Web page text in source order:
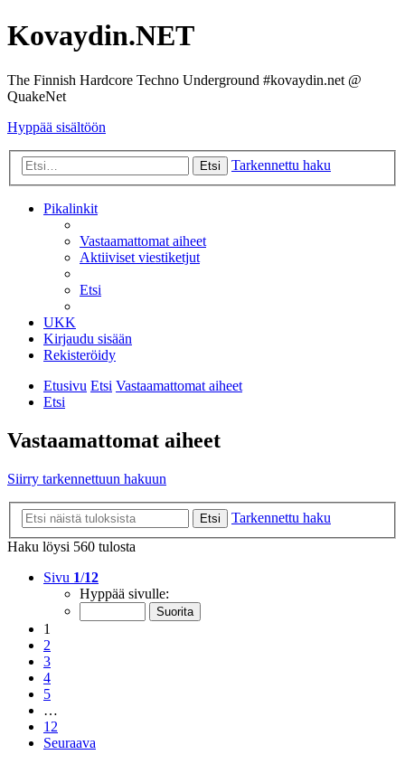
Kovaydin.NET
The Finnish Hardcore Techno Underground #kovaydin.net @
QuakeNet
Hyppää sisältöön
Etsi Tarkennettu haku
Pikalinkit
Vastaamattomat aiheet
Aktiiviset viestiketjut
Etsi
UKK
Kirjaudu sisään
Rekisteröidy
Etusivu Etsi Vastaamattomat aiheet
Etsi
Vastaamattomat aiheet
Siirry tarkennettuun hakuun
Etsi
Tarkennettu haku
Haku löysi 560 tulosta
Sivu 1/12
Hyppää sivulle:
1
2
3
4
5
…
12
Seuraava